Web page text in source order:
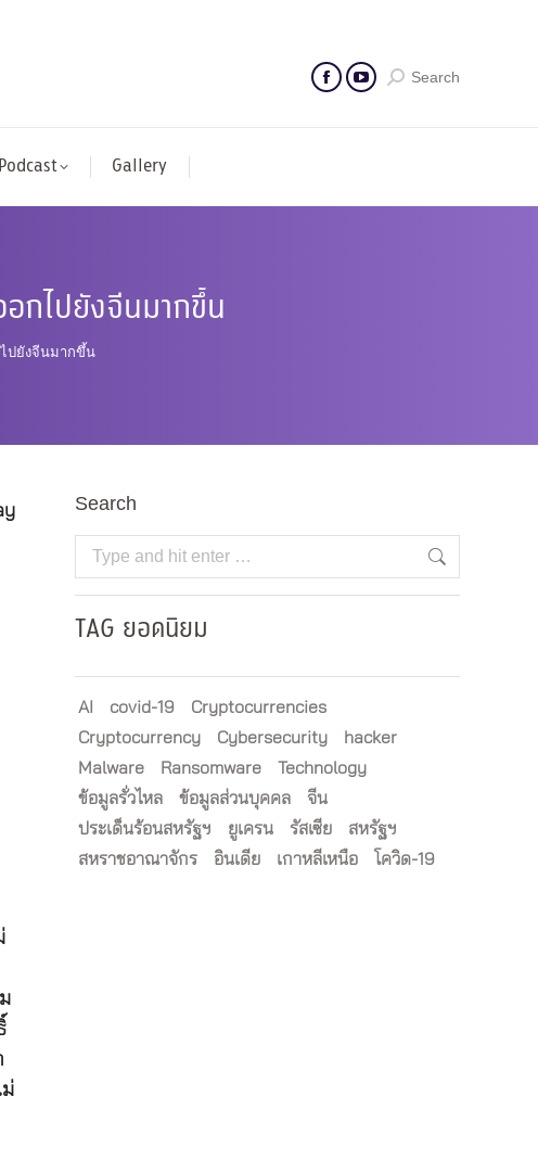
Search
Podcast Gallery
อกไปยังจีนมากขึ้น
ปยังจีนมากขึ้น
ม่
Search
Search:
TAG ยอดนิยม
AI covid-19
Cryptocurrencies
Cryptocurrency
Cybersecurity
hacker
Malware
Ransomware
Technology
ข้อมูลรั่วไหล
ข้อมูลส่วนบุคคล
จีน
ประเด็นร้อนสหรัฐฯ
ยูเครน รัสเซีย
สหรัฐฯ
สหราชอาณาจักร
อินเดีย เกาหลีเหนือ โควิด-19